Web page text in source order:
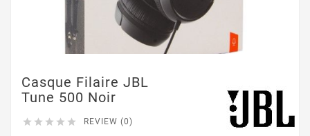
Casque Filaire JBL
Tune 500 Noir
     REVIEW (0)